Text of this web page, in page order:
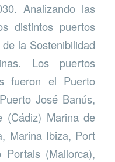
Analizando las
distintos puertos
la Sostenibilidad
Los puertos
fueron el Puerto
José Banús,
(Cádiz) Marina de
Marina Ibiza, Port
Portals (Mallorca),